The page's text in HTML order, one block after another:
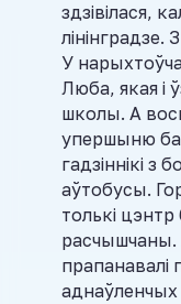
здзівілася,
лінінградзе.
У
Люба, якая і
школы. А
упершыню
гадзіннікі з
аўтобусы.
толькі
расчышчаны.
прапанавалі
аднаўленчых